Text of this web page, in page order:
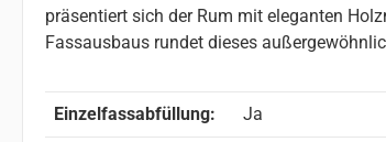
präsentiert sich der Rum mit eleganten
Fassausbaus rundet dieses
Einzelfassabfüllung: Ja